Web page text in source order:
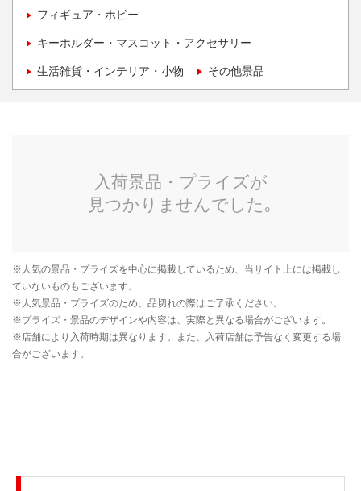
フィギュア・ホビー
キーホルダー・マスコット・アクセサリー
生活雑貨・インテリア・小物 その他景品